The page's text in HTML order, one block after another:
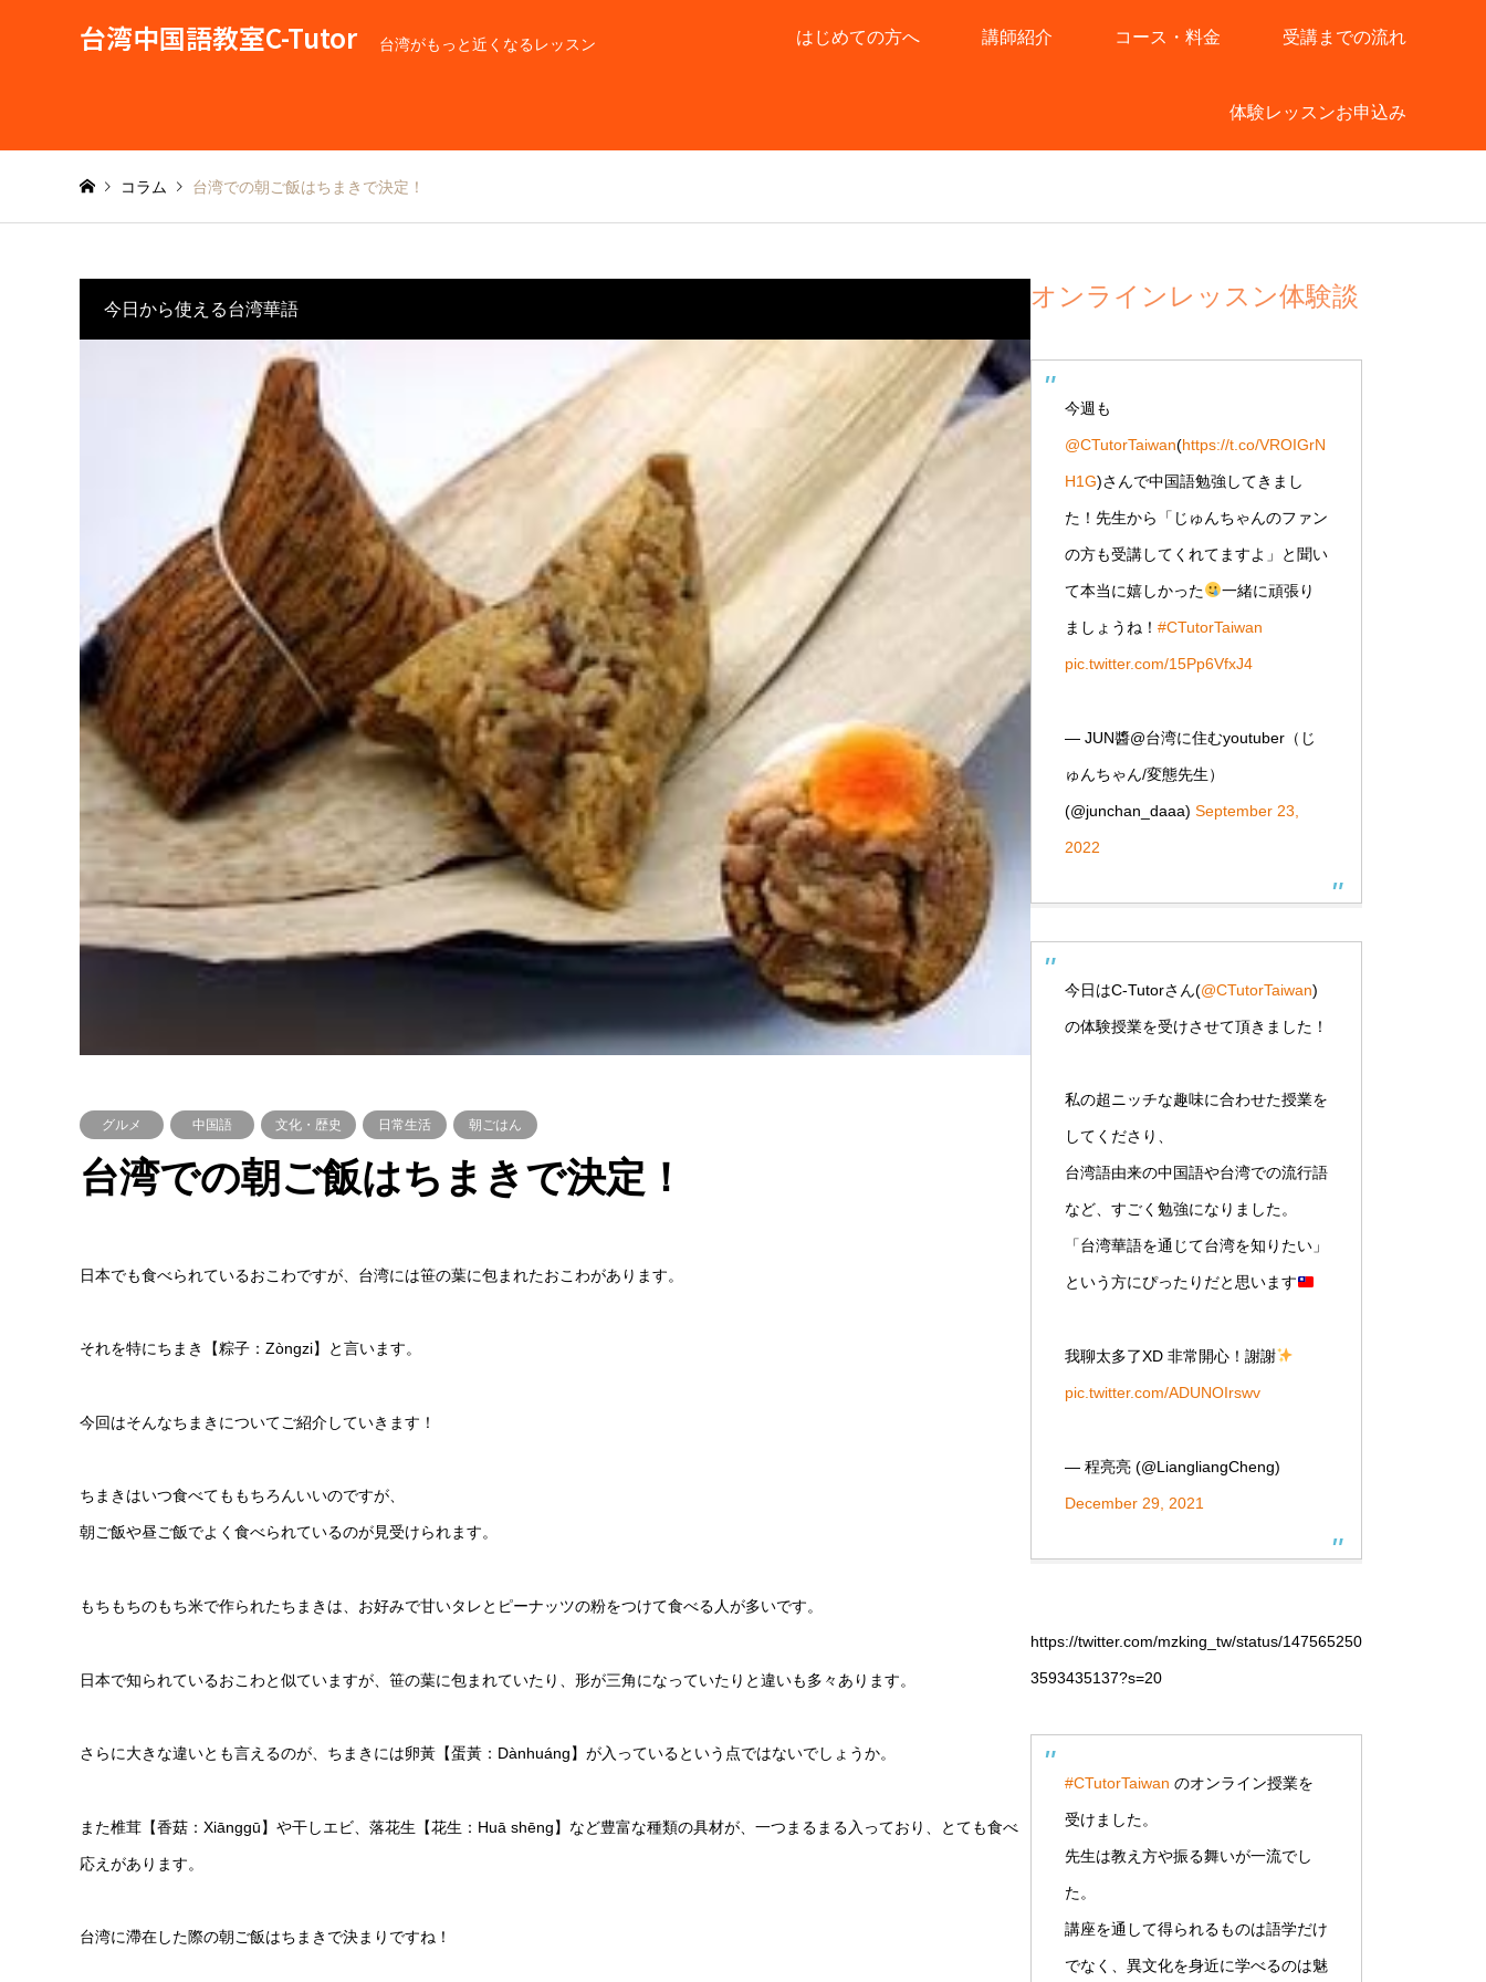
台湾中国語教室C-Tutor 台湾がもっと近くなるレッスン はじめての方へ 講師紹介 コース・料金 受講までの流れ
体験レッスンお申込み
コラム 台湾での朝ご飯はちまきで決定！
今日から使える台湾華語
グルメ 中国語 文化・歴史 日常生活 朝ごはん
台湾での朝ご飯はちまきで決定！
日本でも食べられているおこわですが、台湾には笹の葉に包まれたおこわがあります。
それを特にちまき【粽子：Zòngzi】と言います。
今回はそんなちまきについてご紹介していきます！
ちまきはいつ食べてももちろんいいのですが、
朝ご飯や昼ご飯でよく食べられているのが見受けられます。
もちもちのもち米で作られたちまきは、お好みで甘いタレとピーナッツの粉をつけて食べる人が多いです。
日本で知られているおこわと似ていますが、笹の葉に包まれていたり、形が三角になっていたりと違いも多々あります。
さらに大きな違いとも言えるのが、ちまきには卵黃【蛋黃：Dànhuáng】が入っているという点ではないでしょうか。
また椎茸【香菇：Xiānggū】や干しエビ、落花生【花生：Huā shēng】など豊富な種類の具材が、一つまるまる入っており、とても食べ
応えがあります。
台湾に滯在した際の朝ご飯はちまきで決まりですね！
オンラインレッスン体験談
今週も
@CTutorTaiwan(https://t.co/VROIGrN
H1G)さんで中国語勉強してきまし
た！先生から「じゅんちゃんのファン
の方も受講してくれてますよ」と聞い
て本当に嬉しかった 一緒に頑張り
ましょうね！ #CTutorTaiwan
pic.twitter.com/15Pp6VfxJ4
— JUN醬@台湾に住むyoutuber（じ
ゅんちゃん/変態先生）
(@junchan_daaa) September 23,
2022
今日はC-Tutorさん(@CTutorTaiwan)
の体験授業を受けさせて頂きました！
私の超ニッチな趣味に合わせた授業を
してくださり、
台湾語由来の中国語や台湾での流行語
など、すごく勉強になりました。
「台湾華語を通じて台湾を知りたい」
という方にぴったりだと思います
我聊太多了XD 非常開心！謝謝
pic.twitter.com/ADUNOIrswv
— 程亮亮 (@LiangliangCheng)
December 29, 2021
https://twitter.com/mzking_tw/status/147565250
3593435137?s=20
#CTutorTaiwan のオンライン授業を
受けました。
先生は教え方や振る舞いが一流でし
た。
講座を通して得られるものは語学だけ
でなく、異文化を身近に学べるのは魅